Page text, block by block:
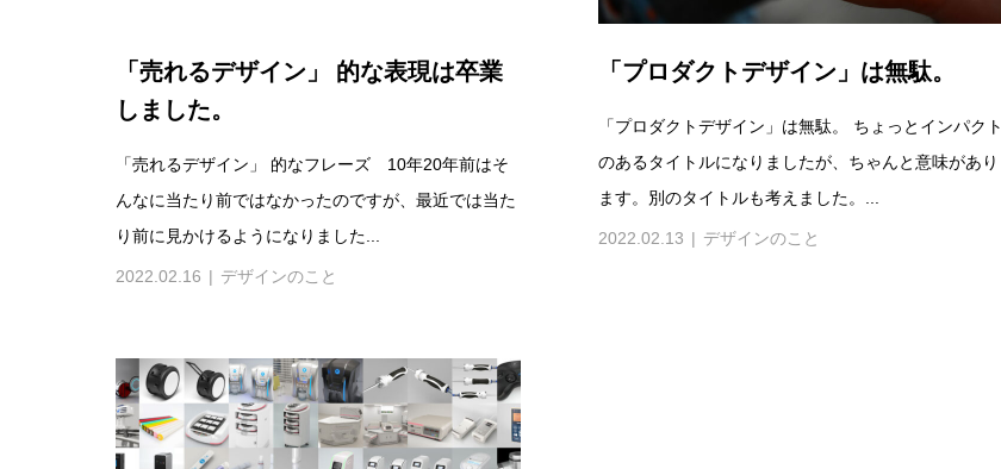
「売れるデザイン」 的な表現は卒業
しました。
「売れるデザイン」 的なフレーズ 10年20年前はそ
んなに当たり前ではなかったのですが、最近では当た
り前に見かけるようになりました...
2022.02.16 デザインのこと
「プロダクトデザイン」は無駄。
「プロダクトデザイン」は無駄。 ちょっとインパクト
のあるタイトルになりましたが、ちゃんと意味があり
ます。別のタイトルも考えました。...
2022.02.13 デザインのこと